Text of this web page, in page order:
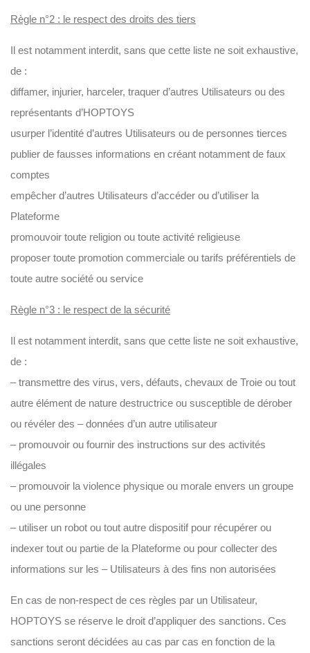
Règle n°2 : le respect des droits des tiers
Il est notamment interdit, sans que cette liste ne soit exhaustive,
de :
diffamer, injurier, harceler, traquer d’autres Utilisateurs ou des
représentants d’HOPTOYS
usurper l’identité d’autres Utilisateurs ou de personnes tierces
publier de fausses informations en créant notamment de faux
comptes
empêcher d’autres Utilisateurs d’accéder ou d’utiliser la
Plateforme
promouvoir toute religion ou toute activité religieuse
proposer toute promotion commerciale ou tarifs préférentiels de
toute autre société ou service
Règle n°3 : le respect de la sécurité
Il est notamment interdit, sans que cette liste ne soit exhaustive,
de :
– transmettre des virus, vers, défauts, chevaux de Troie ou tout
autre élément de nature destructrice ou susceptible de dérober
ou révéler des – données d’un autre utilisateur
– promouvoir ou fournir des instructions sur des activités
illégales
– promouvoir la violence physique ou morale envers un groupe
ou une personne
– utiliser un robot ou tout autre dispositif pour récupérer ou
indexer tout ou partie de la Plateforme ou pour collecter des
informations sur les – Utilisateurs à des fins non autorisées
En cas de non-respect de ces règles par un Utilisateur,
HOPTOYS se réserve le droit d’appliquer des sanctions. Ces
sanctions seront décidées au cas par cas en fonction de la